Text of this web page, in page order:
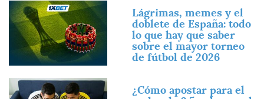
Imagen
Lágrimas, memes y el
doblete de España: todo
lo que hay que saber
sobre el mayor torneo
de fútbol de 2026
Imagen
¿Cómo apostar para el